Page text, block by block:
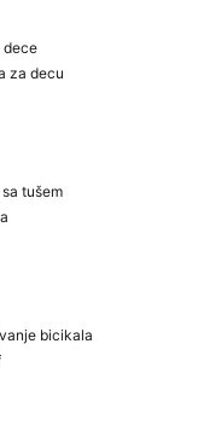
dece
za decu
tušem
bicikala